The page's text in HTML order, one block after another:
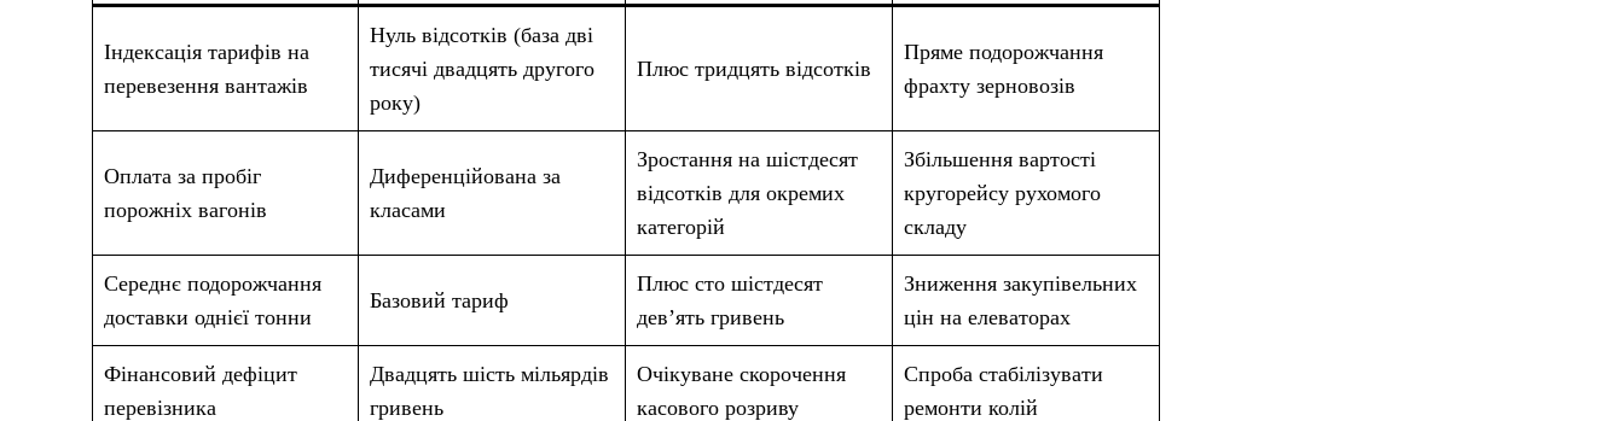
Індексація тарифів на
перевезення вантажів
Нуль відсотків (база дві
тисячі двадцять другого
року)
Плюс тридцять відсотків
Пряме подорожчання
фрахту зерновозів
Оплата за пробіг
порожніх вагонів
Диференційована за
класами
Зростання на шістдесят
відсотків для окремих
категорій
Збільшення вартості
кругорейсу рухомого
складу
Середнє подорожчання
доставки однієї тонни
Базовий тариф
Плюс сто шістдесят
дев’ять гривень
Зниження закупівельних
цін на елеваторах
Фінансовий дефіцит
перевізника
Двадцять шість мільярдів
гривень
Очікуване скорочення
касового розриву
Спроба стабілізувати
ремонти колій